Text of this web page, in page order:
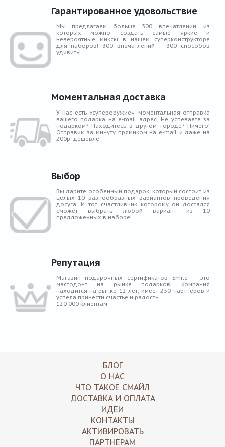
Гарантированное удовольствие
Мы предлагаем больше 300 впечатлений, из
которых можно создать самые яркие и
невероятные миксы в нашем суперконструкторе
для наборов! 300 впечатлений – 300 способов
удивить!
Моментальная доставка
У нас есть «супероружие»: моментальная отправка
вашего подарка на e-mail адрес. Не успеваете за
подарком? Находитесь в другом городе? Ничего!
Отправим за минуту прямиком на e-mail и даже на
200р. дешевле.
Выбор
Вы дарите особенный подарок, который состоит из
целых 10 разнообразных вариантов проведения
досуга. И тот счастливчик которому он достался
сможет выбрать любой вариант из 10
предложенных в наборе!
Репутация
Магазин подарочных сертификатов Smile – это
мастодонт на рынке подарков! Компания
находится на рынке 12 лет, имеет 250 партнеров и
успела принести счастье и радость
120 000 клиентам.
БЛОГ
О НАС
ЧТО ТАКОЕ СМАЙЛ
ДОСТАВКА И ОПЛАТА
ИДЕИ
КОНТАКТЫ
АКТИВИРОВАТЬ
ПАРТНЕРАМ